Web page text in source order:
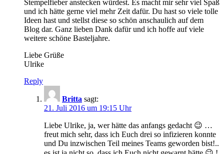
Stempelfieber anstecken würdest. Es macht mir sehr viel Spaß
und ich hätte gerne viel mehr Zeit dafür. Du hast so viele tolle
Ideen hast und stellst diese so schön anschaulich auf dem
Blog dar. Ganz lieben Dank dafür und ich hoffe auf viele
weitere schöne Basteljahre.
Liebe Grüße
Ulrike
Reply
Britta sagt:
21. Juli 2016 um 19:15 Uhr
Liebe Ulrike, ja, wer hätte das anfangs gedacht 😉 …
freut mich sehr, dass ich Euch drei so infizieren konnte
und Du inzwischen Teil meines Teams geworden bist!..